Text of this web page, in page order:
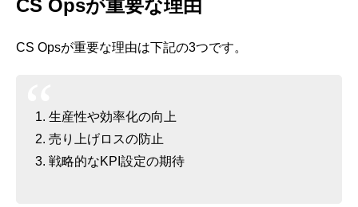
CS Opsが重要な理由
CS Opsが重要な理由は下記の3つです。
生産性や効率化の向上
売り上げロスの防止
戦略的なKPI設定の期待